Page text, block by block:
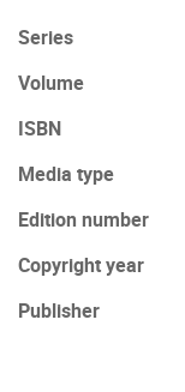
Series
Volume
ISBN
Media type
Edition number
Copyright year
Publisher